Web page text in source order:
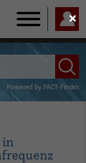
Main
navigation
Powered by FACT-Finder
in